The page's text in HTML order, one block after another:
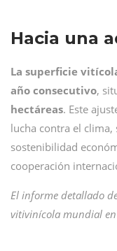
Hacia una
La superficie
año consecutivo,
hectáreas. Este
lucha contra el
sostenibilidad
cooperación
El informe detallado
vitivinícola mundial